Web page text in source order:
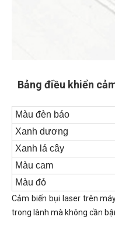
Bảng điều khiển
Màu đèn báo
Xanh dương
Xanh lá cây
Màu cam
Màu đỏ
Cảm biến bụi laser trên
trong lành mà không cần